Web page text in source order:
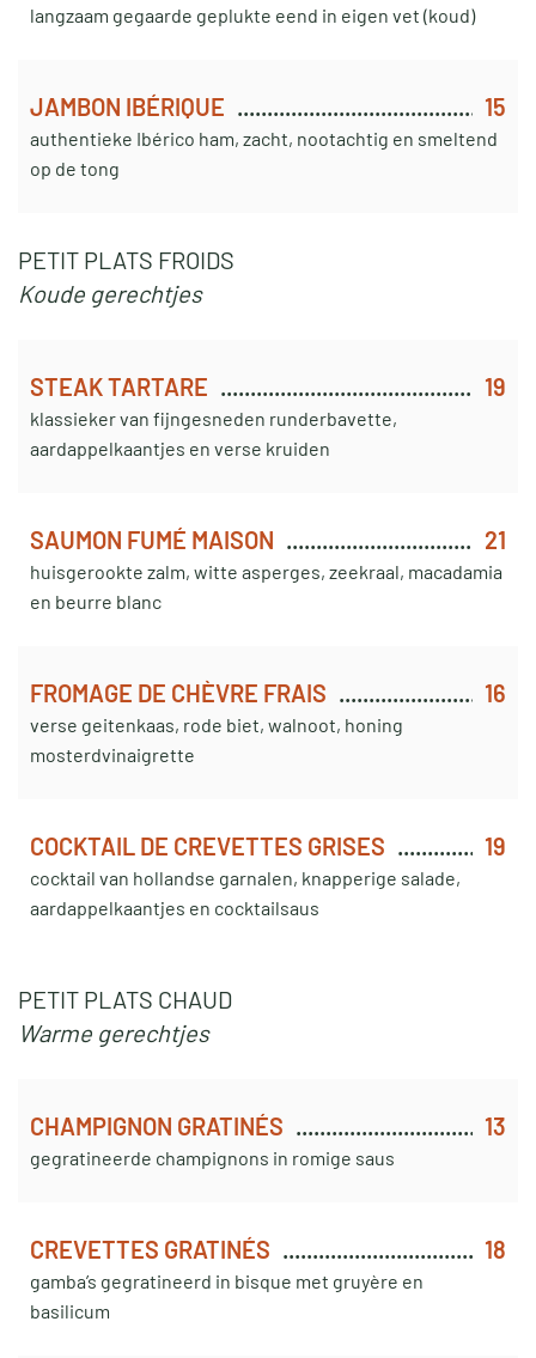
langzaam gegaarde geplukte eend in eigen vet (koud)
JAMBON IBÉRIQUE 15
authentieke Ibérico ham, zacht, nootachtig en smeltend
op de tong
PETIT PLATS FROIDS
Koude gerechtjes
STEAK TARTARE 19
klassieker van fijngesneden runderbavette,
aardappelkaantjes en verse kruiden
SAUMON FUMÉ MAISON 21
huisgerookte zalm, witte asperges, zeekraal, macadamia
en beurre blanc
FROMAGE DE CHÈVRE FRAIS 16
verse geitenkaas, rode biet, walnoot, honing
mosterdvinaigrette
COCKTAIL DE CREVETTES GRISES 19
cocktail van hollandse garnalen, knapperige salade,
aardappelkaantjes en cocktailsaus
PETIT PLATS CHAUD
Warme gerechtjes
CHAMPIGNON GRATINÉS 13
gegratineerde champignons in romige saus
CREVETTES GRATINÉS 18
gamba’s gegratineerd in bisque met gruyère en
basilicum